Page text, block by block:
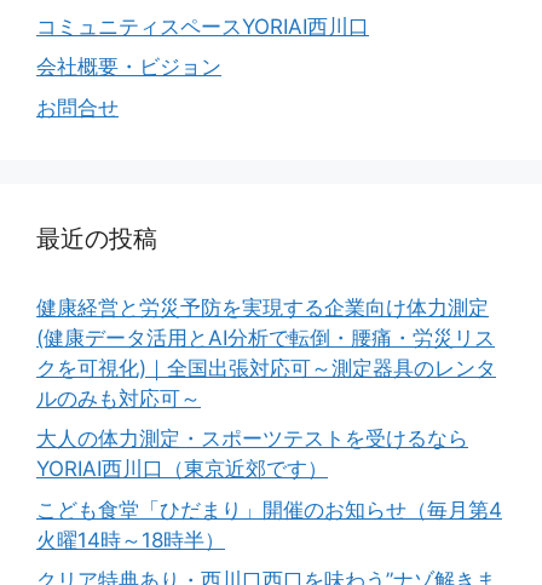
コミュニティスペースYORIAI西川口
会社概要・ビジョン
お問合せ
最近の投稿
健康経営と労災予防を実現する企業向け体力測定
(健康データ活用とAI分析で転倒・腰痛・労災リス
クを可視化)｜全国出張対応可～測定器具のレンタ
ルのみも対応可～
大人の体力測定・スポーツテストを受けるなら
YORIAI西川口（東京近郊です）
こども食堂「ひだまり」開催のお知らせ（毎月第4
火曜14時～18時半）